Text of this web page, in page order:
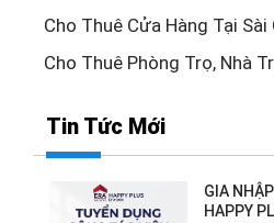
Cho Thuê Cửa Hàng Tại Sài
Cho Thuê Phòng Trọ, Nhà
Tin Tức Mới
GIA
HAPPY